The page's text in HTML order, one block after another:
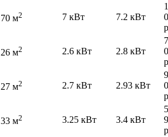
70 м2 7 кВт 7.2 кВт
26 м2 2.6 кВт 2.8 кВт
27 м2 2.7 кВт 2.93 кВт
33 м2 3.25 кВт 3.4 кВт